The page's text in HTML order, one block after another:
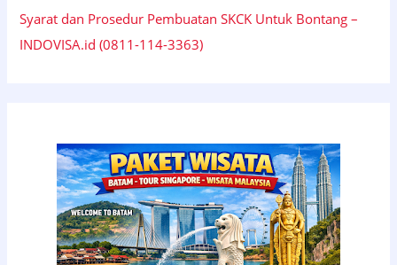
Syarat dan Prosedur Pembuatan SKCK Untuk Bontang –
INDOVISA.id (0811-114-3363)